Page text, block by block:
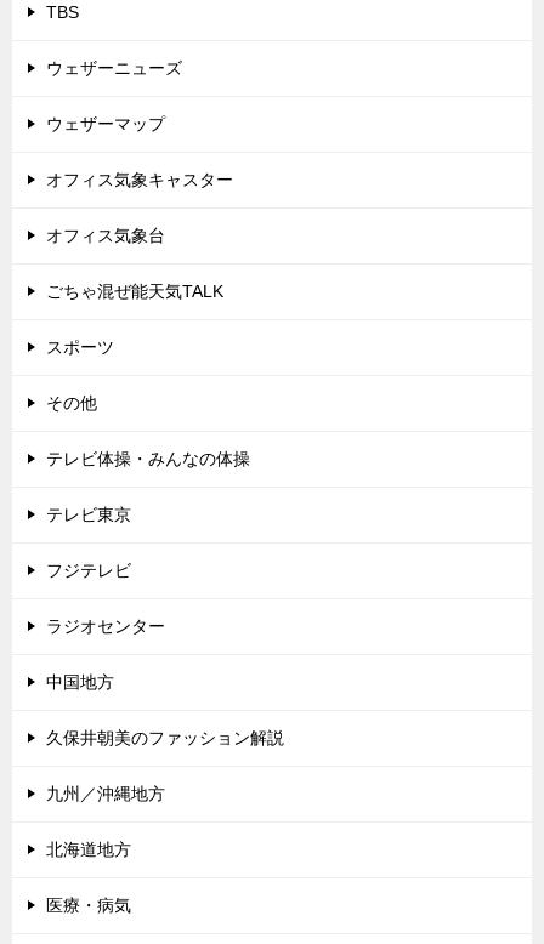
TBS
ウェザーニューズ
ウェザーマップ
オフィス気象キャスター
オフィス気象台
ごちゃ混ぜ能天気TALK
スポーツ
その他
テレビ体操・みんなの体操
テレビ東京
フジテレビ
ラジオセンター
中国地方
久保井朝美のファッション解説
九州／沖縄地方
北海道地方
医療・病気